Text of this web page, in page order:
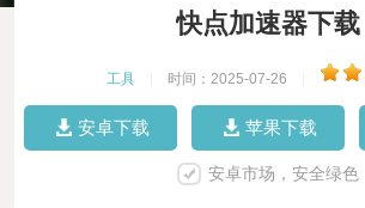
快点加速器下载
工具 时间：2025-07-26
安卓下载 苹果下载
安卓市场，安全绿色